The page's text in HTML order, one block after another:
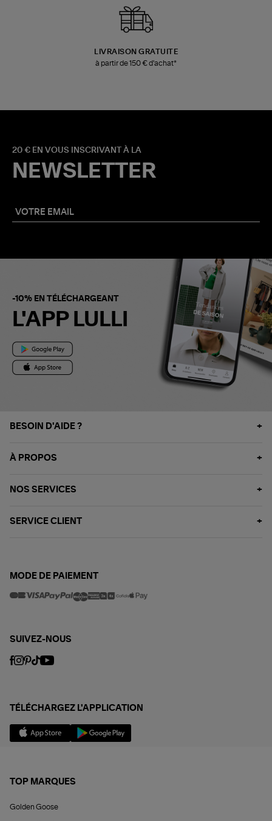
LIVRAISON GRATUITE
à partir de 150 € d'achat*
20 € EN VOUS INSCRIVANT À LA
NEWSLETTER
-10% EN TÉLÉCHARGEANT
L'APP LULLI
BESOIN D'AIDE ?
À PROPOS
NOS SERVICES
SERVICE CLIENT
MODE DE PAIEMENT
SUIVEZ-NOUS
TÉLÉCHARGEZ L'APPLICATION
TOP MARQUES
Golden Goose